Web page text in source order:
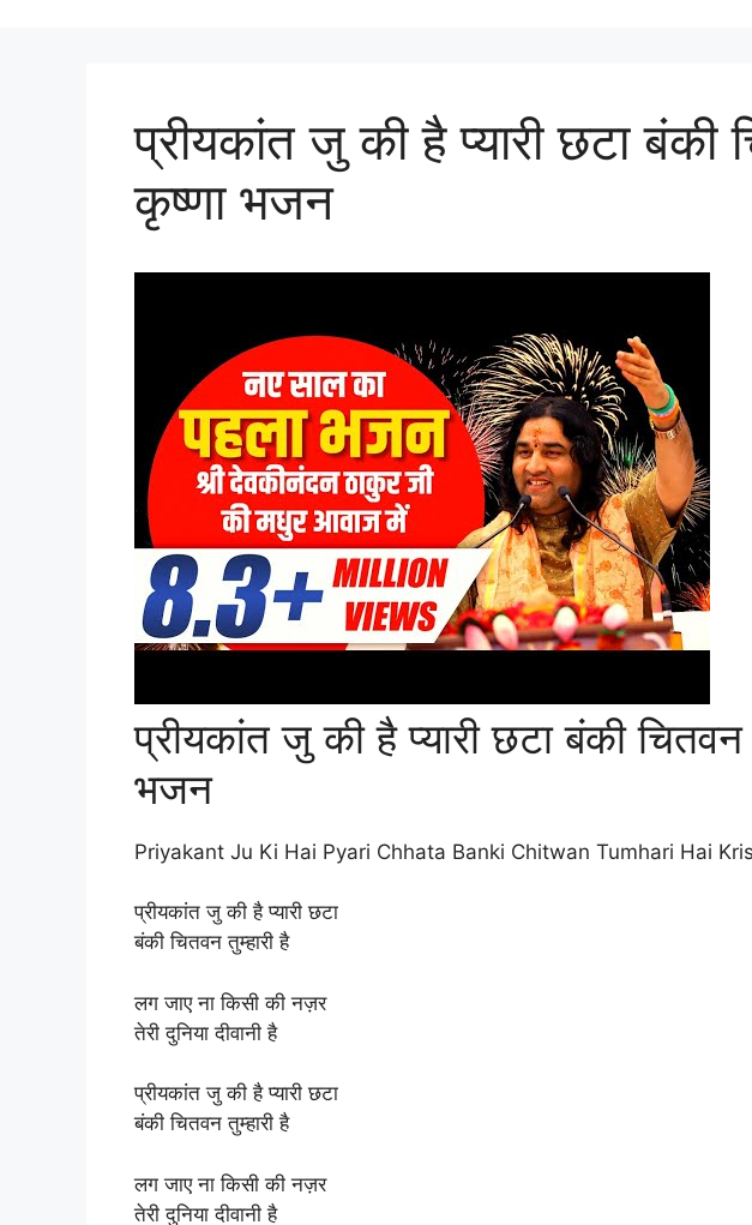
प्रीयकांत जु की है प्यारी छटा बंकी
कृष्णा भजन
प्रीयकांत जु की है प्यारी छटा बंकी चितवन
भजन
Priyakant Ju Ki Hai Pyari Chhata Banki Chitwan Tumhari Hai
प्रीयकांत जु की है प्यारी छटा
बंकी चितवन तुम्हारी है
लग जाए ना किसी की नज़र
तेरी दुनिया दीवानी है
प्रीयकांत जु की है प्यारी छटा
बंकी चितवन तुम्हारी है
लग जाए ना किसी की नज़र
तेरी दुनिया दीवानी है